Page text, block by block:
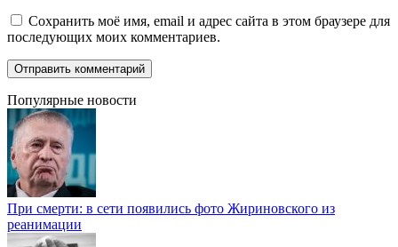
Сохранить моё имя, email и адрес сайта в этом браузере для
последующих моих комментариев.
Популярные новости
При смерти: в сети появились фото Жириновского из
реанимации